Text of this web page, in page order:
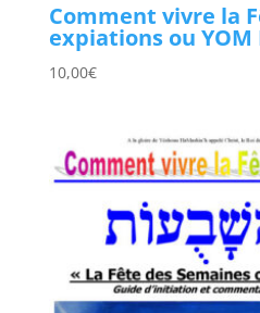
Comment vivre la
expiations ou YOM
10,00€